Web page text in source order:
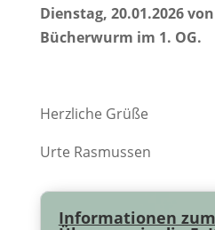
Dienstag, 20.01.2026
Bücherwurm im 1. OG.
Herzliche Grüße
Urte Rasmussen
Informationen zum